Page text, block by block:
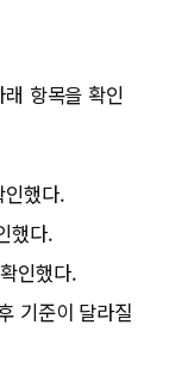
항목을 확인
했다.
했다.
인했다.
기준이 달라질